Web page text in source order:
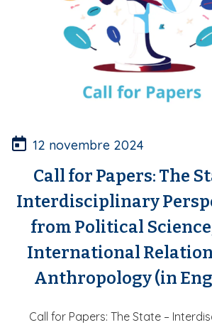
12 novembre 2024
Call for Papers: The
Interdisciplinary
from Political
International
Anthropology (in
Call for Papers: The State –